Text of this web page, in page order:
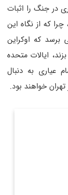
در جنگ را اثبات
که از نگاه این
که اوکراین
ایالات متحده
عیاری به دنبال
خواهند بود.
و عضو